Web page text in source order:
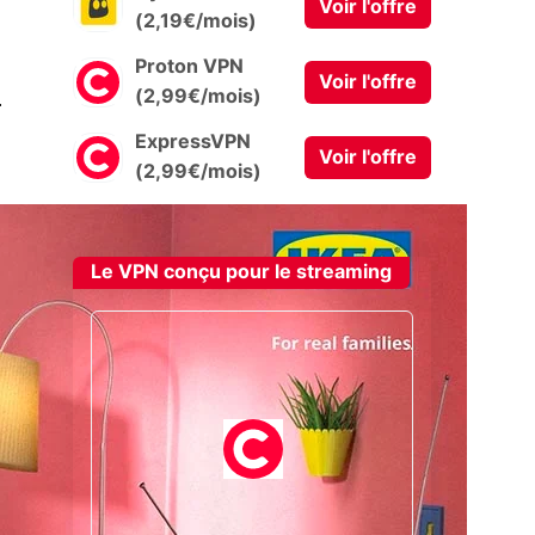
(2,19€/mois)
Voir l'offre
Proton VPN
(2,99€/mois)
Voir l'offre
ExpressVPN
(2,99€/mois)
Voir l'offre
Le VPN conçu pour le streaming